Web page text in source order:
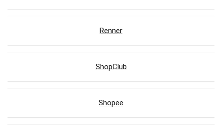
Renner
ShopClub
Shopee